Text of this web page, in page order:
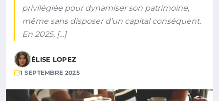
privilégiée pour dynamiser son patrimoine,
même sans disposer d’un capital conséquent.
En 2025, […]
ÉLISE LOPEZ
1 SEPTEMBRE 2025